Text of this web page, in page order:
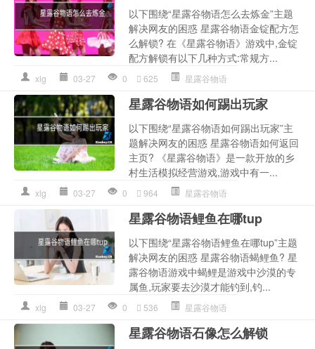
以下围绕“星露谷物语怎么去炼金”主题
解决网友的困惑 星露谷物语金锭配方怎
么解锁? 在《星露谷物语》游戏中,金锭
配方解锁有以下几种方式:常规方...
xlg 03-27 0 625 星露谷物语
星露谷物语如何踢出玩家
以下围绕“星露谷物语如何踢出玩家”主
题解决网友的困惑 星露谷物语如何返回
主页? 《星露谷物语》是一款开放的乡
村生活模拟经营游戏,游戏中有一...
xlg 03-27 0 964 星露谷物语
星露谷物语鲤鱼在哪tup
以下围绕“星露谷物语鲤鱼在哪tup”主题
解决网友的困惑 星露谷物语蝎鲤鱼? 星
露谷物语游戏中蝎鲤是游戏中沙漠的专
属鱼,玩家要去沙漠才能钓到,钓...
xlg 03-27 0 536 星露谷物语
星露谷物语石像怎么解锁